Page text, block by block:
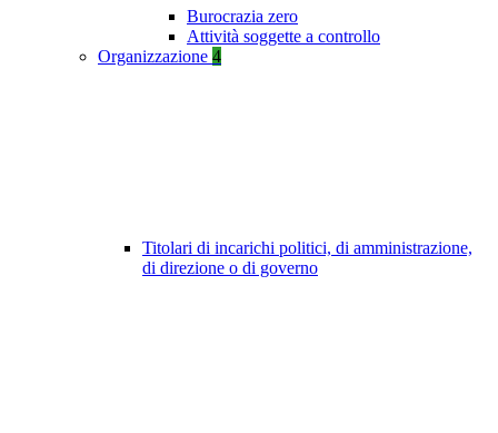
Burocrazia zero
Attività soggette a controllo
Organizzazione 4
Titolari di incarichi politici, di amministrazione,
di direzione o di governo